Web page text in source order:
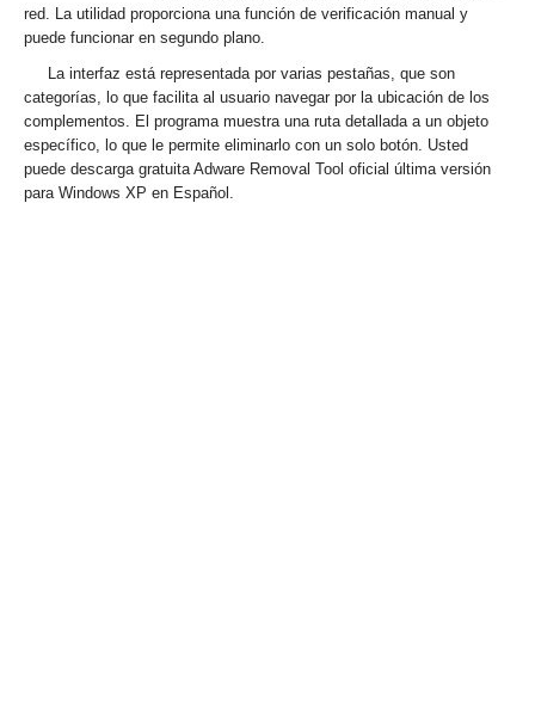
red. La utilidad proporciona una función de verificación manual y
puede funcionar en segundo plano.
La interfaz está representada por varias pestañas, que son
categorías, lo que facilita al usuario navegar por la ubicación de los
complementos. El programa muestra una ruta detallada a un objeto
específico, lo que le permite eliminarlo con un solo botón. Usted
puede descarga gratuita Adware Removal Tool oficial última versión
para Windows XP en Español.